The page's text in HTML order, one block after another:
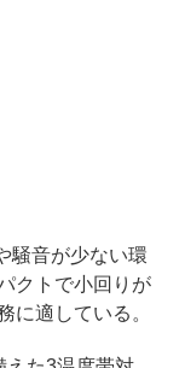
騒音が少ない環
クトで小回りが
に適している。